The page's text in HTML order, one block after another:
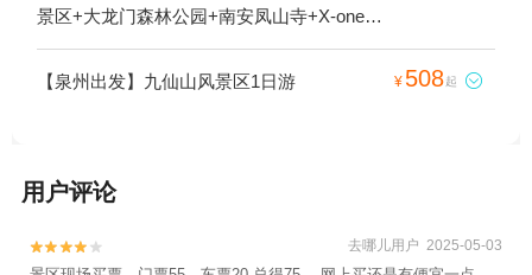
景区+大龙门森林公园+南安凤山寺+X-one真
人密室逃脱体验中心+南安·仙境天柱山+永春
文庙+德化唐寨山森林公园+清水岩温泉度假
【泉州出发】九仙山风景区1日游 ¥ 508起 
用户评论

 去哪儿用户 2025-05-03